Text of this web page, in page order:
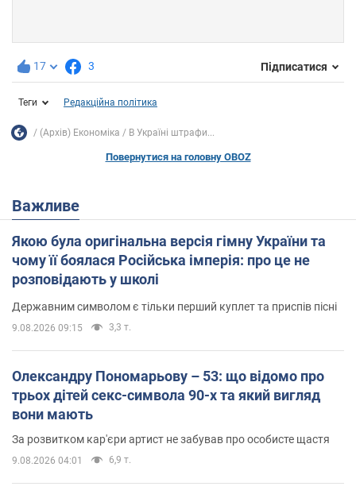
17 3 Підписатися
Теги Редакційна політика
(Архів) Економіка В Україні штрафи...
Повернутися на головну OBOZ
Важливе
Якою була оригінальна версія гімну України та
чому її боялася Російська імперія: про це не
розповідають у школі
Державним символом є тільки перший куплет та приспів пісні
9.08.2026 09:15 3,3 т.
Олександру Пономарьову – 53: що відомо про
трьох дітей секс-символа 90-х та який вигляд
вони мають
За розвитком кар'єри артист не забував про особисте щастя
9.08.2026 04:01 6,9 т.